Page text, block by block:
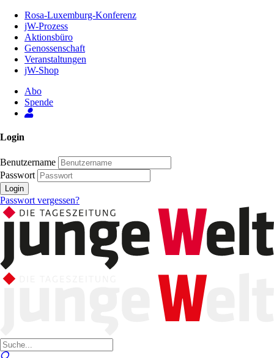
Inhalt
Seite
Rosa-Luxemburg-Konferenz
jW-Prozess
Aktionsbüro
Genossenschaft
Veranstaltungen
jW-Shop
Abo
Spende
Login
Benutzername
Passwort
Login
Passwort vergessen?